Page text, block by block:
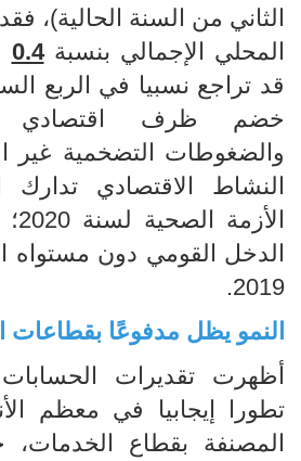
الثاني من السنة الحالية)،
المحلي الإجمالي بنسبة0.4
قد تراجع نسبيا في الربع السابق
خضم ظرف اقتصادي
والضغوطات التضخمية غير
النشاط الاقتصادي تدارك
الدخل القومي دون مستواه
2019.
النمو يظل مدفوعًا بقطاعات
أظهرت تقديرات الحسابات
تطورا إيجابيا في معظم
المصنفة بقطاع